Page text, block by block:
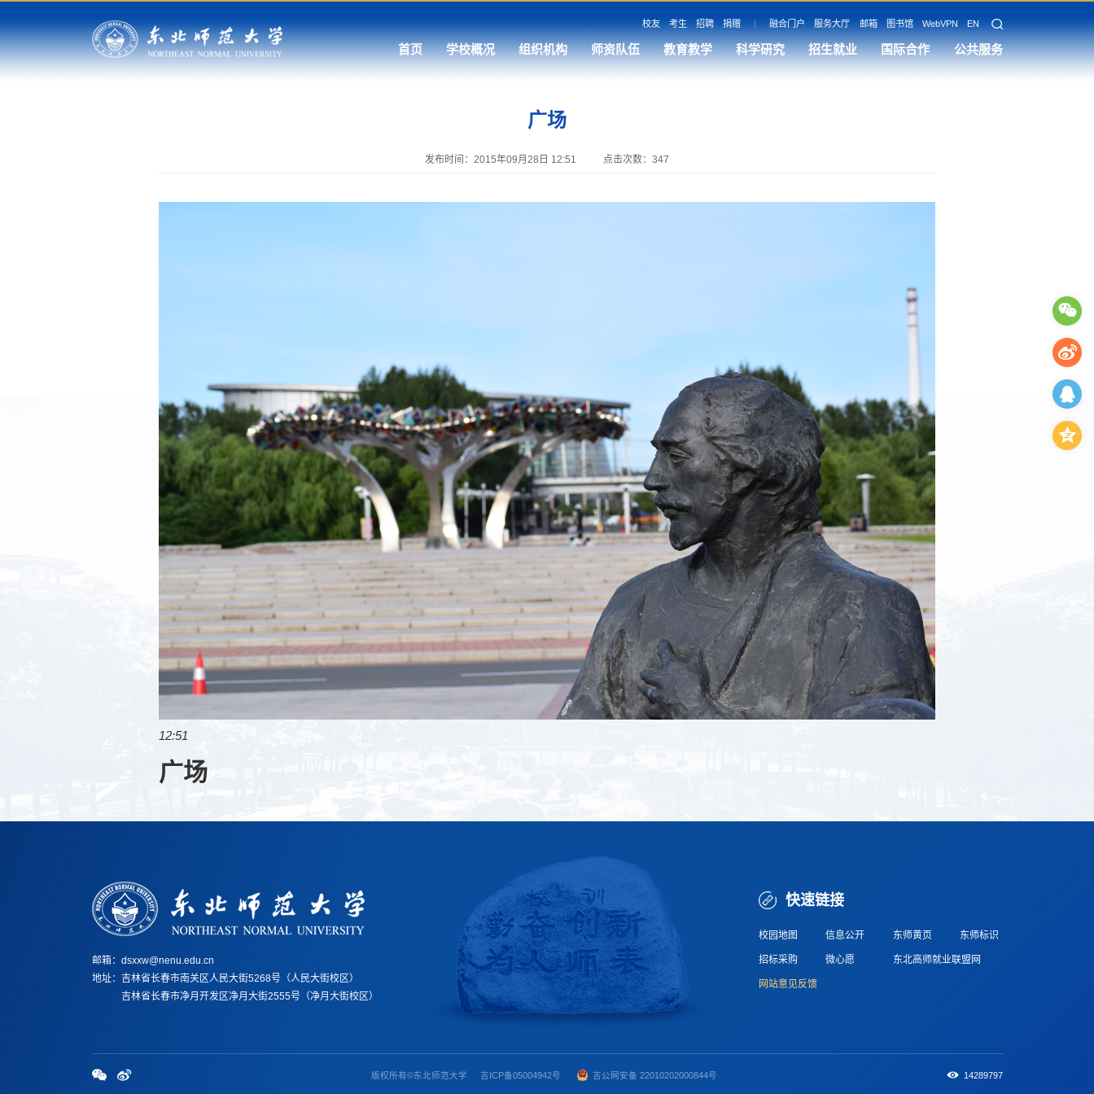
校友 考生 招聘 捐赠 融合门户 服务大厅 邮箱 图书馆 WebVPN EN
首页 学校概况 组织机构 师资队伍 教育教学 科学研究 招生就业 国际合作 公共服务
广场
发布时间：2015年09月28日 12:51 点击次数： 347
12:51
广场
邮箱：dsxxw@nenu.edu.cn
地址： 吉林省长春市南关区人民大街5268号（人民大街校区）
吉林省长春市净月开发区净月大街2555号（净月大街校区）
快速链接
校园地图 信息公开 东师黄页 东师标识
招标采购 微心愿 东北高师就业联盟网
网站意见反馈
版权所有©东北师范大学 吉ICP备05004942号 吉公网安备 22010202000844号 14289797